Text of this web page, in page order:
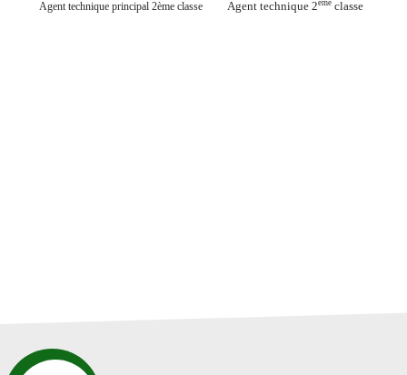
Agent technique principal 2ème classe Agent technique 2èmeclasse